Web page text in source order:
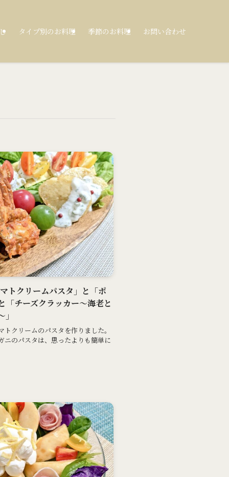
タイプ別のお料理 季節のお料理 お問い合わせ
トクリームパスタ」と「ポ
「チーズクラッカー～海老と
クリームのパスタを作りました。
ニのパスタは、思ったよりも簡単に